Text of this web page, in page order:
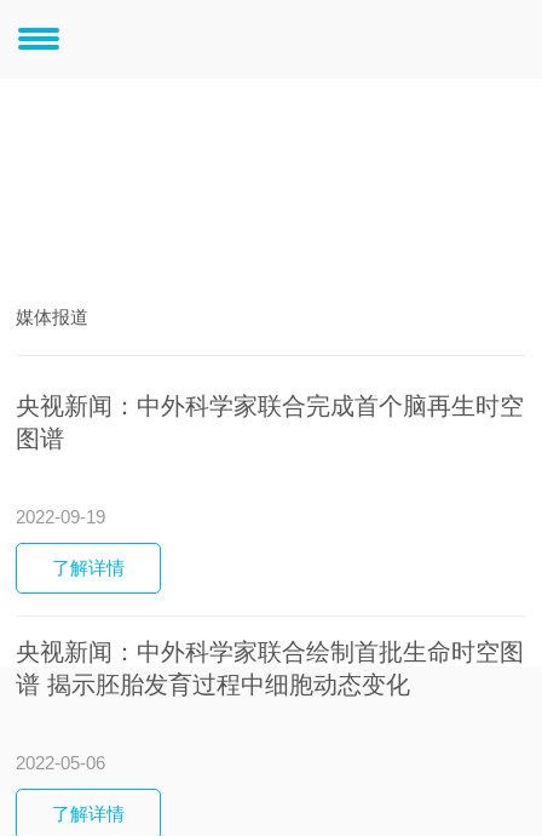
新闻中心
媒体报道
央视新闻：中外科学家联合完成首个脑再生时空
图谱
2022-09-19
了解详情
央视新闻：中外科学家联合绘制首批生命时空图
谱 揭示胚胎发育过程中细胞动态变化
2022-05-06
了解详情